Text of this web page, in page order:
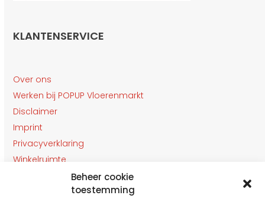
Beheer cookie
toestemming
KLANTENSERVICE
Over ons
Werken bij POPUP Vloerenmarkt
Disclaimer
Imprint
Privacyverklaring
Winkelruimte
Klantenservice